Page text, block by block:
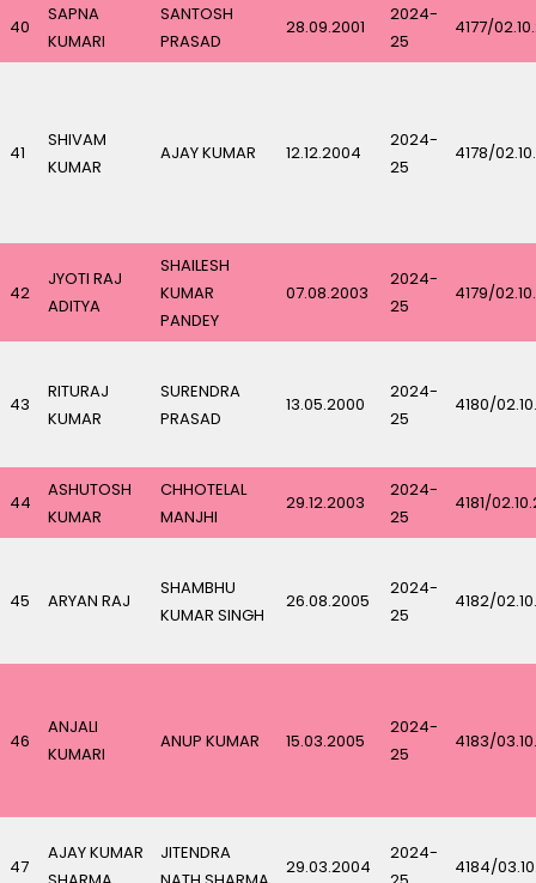
40
SAPNA
KUMARI
SANTOSH
PRASAD
28.09.2001
2024-
25
4177/
41
SHIVAM
KUMAR
AJAY KUMAR 12.12.2004
2024-
25
4178/
42
JYOTI RAJ
ADITYA
SHAILESH
KUMAR
PANDEY
07.08.2003
2024-
25
4179/
43
RITURAJ
KUMAR
SURENDRA
PRASAD
13.05.2000
2024-
25
4180/
44
ASHUTOSH
KUMAR
CHHOTELAL
MANJHI
29.12.2003
2024-
25
4181/
45 ARYAN RAJ
SHAMBHU
KUMAR SINGH
26.08.2005
2024-
25
4182/
46
ANJALI
KUMARI
ANUP KUMAR 15.03.2005
2024-
25
4183/
47
AJAY KUMAR
JITENDRA
29.03.2004
2024-
4184/